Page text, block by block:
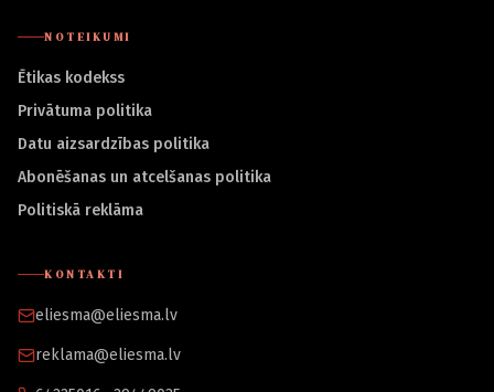
NOTEIKUMI
Ētikas kodekss
Privātuma politika
Datu aizsardzības politika
Abonēšanas un atcelšanas politika
Politiskā reklāma
KONTAKTI
eliesma@eliesma.lv
reklama@eliesma.lv